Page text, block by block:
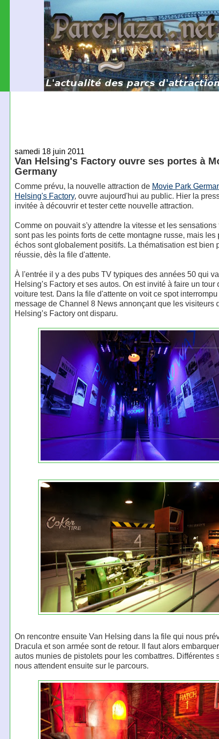
samedi 18 juin 2011
Van Helsing's Factory ouvre ses portes à
Germany
Comme prévu, la nouvelle attraction de Movie Park
Helsing's Factory, ouvre aujourd'hui au public. Hier la
invitée à découvrir et tester cette nouvelle attraction.
Comme on pouvait s'y attendre la vitesse et les sensations
sont pas les points forts de cette montagne russe, mais les
échos sont globalement positifs. La thématisation est bien
réussie, dès la file d'attente.
À l'entrée il y a des pubs TV typiques des années 50 qui
Helsing’s Factory et ses autos. On est invité à faire un tour
voiture test. Dans la file d'attente on voit ce spot
message de Channel 8 News annonçant que les visiteurs
Helsing’s Factory ont disparu.
On rencontre ensuite Van Helsing dans la file qui nous
Dracula et son armée sont de retour. Il faut alors
autos munies de pistolets pour les combattres. Différentes
nous attendent ensuite sur le parcours.